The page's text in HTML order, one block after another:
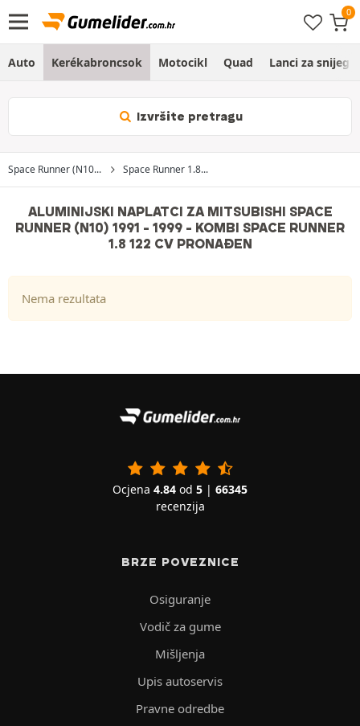
Auto Kerékabroncsok Motocikl Quad Lanci za snijeg
Izvršite pretragu
Space Runner (N10... Space Runner 1.8...
ALUMINIJSKI NAPLATCI ZA MITSUBISHI SPACE
RUNNER (N10) 1991 - 1999 - KOMBI SPACE RUNNER
1.8 122 CV PRONAĐEN
Nema rezultata
Ocjena 4.84 od 5 | 66345
recenzija
BRZE POVEZNICE
Osiguranje
Vodič za gume
Mišljenja
Upis autoservis
Pravne odredbe